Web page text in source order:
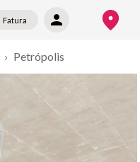
Fatura
› Petrópolis